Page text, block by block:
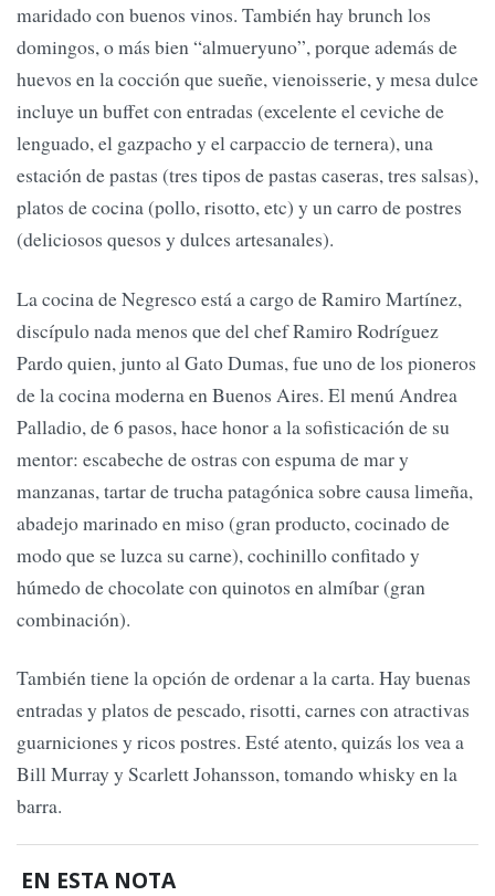
maridado con buenos vinos. También hay brunch los
domingos, o más bien “almueryuno”, porque además de
huevos en la cocción que sueñe, vienoisserie, y mesa dulce
incluye un buffet con entradas (excelente el ceviche de
lenguado, el gazpacho y el carpaccio de ternera), una
estación de pastas (tres tipos de pastas caseras, tres salsas),
platos de cocina (pollo, risotto, etc) y un carro de postres
(deliciosos quesos y dulces artesanales).
La cocina de Negresco está a cargo de Ramiro Martínez,
discípulo nada menos que del chef Ramiro Rodríguez
Pardo quien, junto al Gato Dumas, fue uno de los pioneros
de la cocina moderna en Buenos Aires. El menú Andrea
Palladio, de 6 pasos, hace honor a la sofisticación de su
mentor: escabeche de ostras con espuma de mar y
manzanas, tartar de trucha patagónica sobre causa limeña,
abadejo marinado en miso (gran producto, cocinado de
modo que se luzca su carne), cochinillo confitado y
húmedo de chocolate con quinotos en almíbar (gran
combinación).
También tiene la opción de ordenar a la carta. Hay buenas
entradas y platos de pescado, risotti, carnes con atractivas
guarniciones y ricos postres. Esté atento, quizás los vea a
Bill Murray y Scarlett Johansson, tomando whisky en la
barra.
EN ESTA NOTA